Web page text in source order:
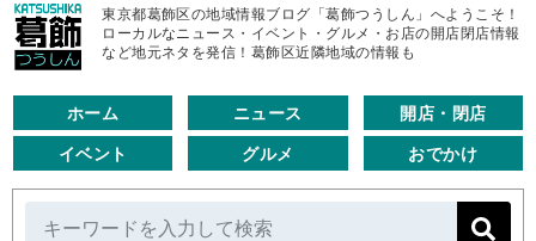
東京都葛飾区の地域情報ブログ「葛飾つうしん」へようこそ！
ローカルなニュース・イベント・グルメ・お店の開店閉店情報
など地元ネタを発信！葛飾区近隣地域の情報も
ホーム ニュース 開店・閉店
イベント グルメ おでかけ